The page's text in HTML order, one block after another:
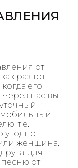
от
раз тот
его
нас вы
мобильный,
т.е.
угодно —
женщина.
для
песню от